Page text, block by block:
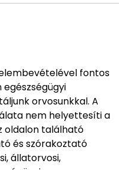
fontos
orvosunkkal. A
nem helyettesíti a
oldalon található
és szórakoztató
állatorvosi,